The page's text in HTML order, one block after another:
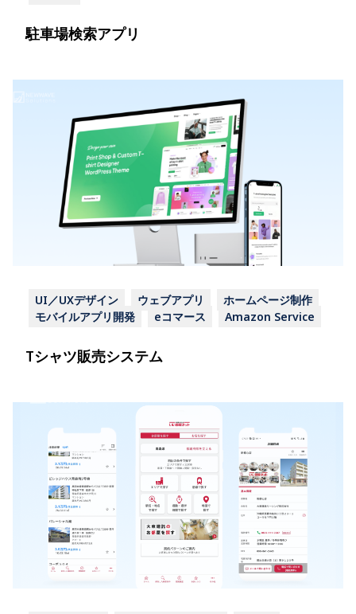
駐車場検索アプリ
UI／UXデザイン ウェブアプリ
ホームページ制作
モバイルアプリ開発
eコマース Amazon Service
Tシャツ販売システム